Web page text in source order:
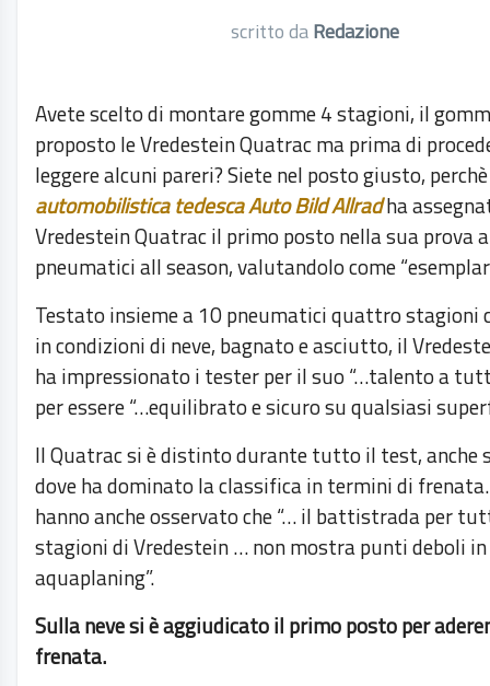
scritto daRedazione
Avete scelto di montare gomme 4 stagioni, il
proposto le Vredestein Quatrac ma prima di
leggere alcuni pareri? Siete nel posto giusto,
automobilistica tedesca Auto Bild Allradha
Vredestein Quatrac il primo posto nella sua prova
pneumatici all season, valutandolo come
Testato insieme a 10 pneumatici quattro stagioni
in condizioni di neve, bagnato e asciutto, il
ha impressionato i tester per il suo “…talento a
per essere “…equilibrato e sicuro su qualsiasi
Il Quatrac si è distinto durante tutto il test, anche
dove ha dominato la classifica in termini di
hanno anche osservato che “… il battistrada per
stagioni di Vredestein … non mostra punti deboli
aquaplaning”.
Sulla neve si è aggiudicato il primo posto per
frenata.